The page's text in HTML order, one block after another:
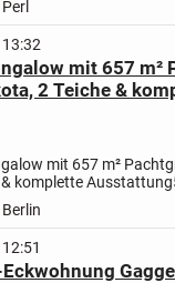
mit 657 m²
2 Teiche &
mit 657 m²
& komplette Ausstattung
Rückzugsort im